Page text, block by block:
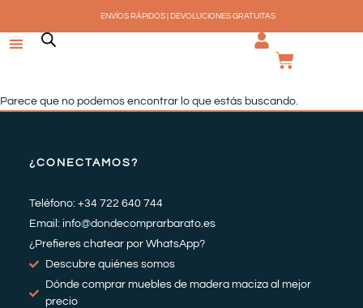
contenido
ENVÍOS RÁPIDOS | DEVOLUCIONES GRATUITAS
Parece que no podemos encontrar lo que estás buscando.
¿CONECTAMOS?
Teléfono: +34 722 640 744
Email: info@dondecomprarbarato.es
¿Prefieres chatear por WhatsApp?
Descubre quiénes somos
Dónde comprar muebles de madera maciza al mejor
precio